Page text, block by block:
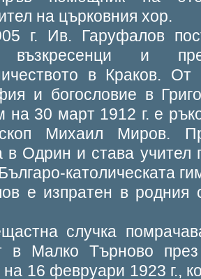
на църковния хор.
г. Ив. Гаруфалов
възкресенци и
в Краков.
и богословие в
на 30 март 1912 г. е
Михаил Миров.
Одрин и става учител
католическата
е изпратен в родния
случка
в Малко Търново
16 февруари 1923 г.,